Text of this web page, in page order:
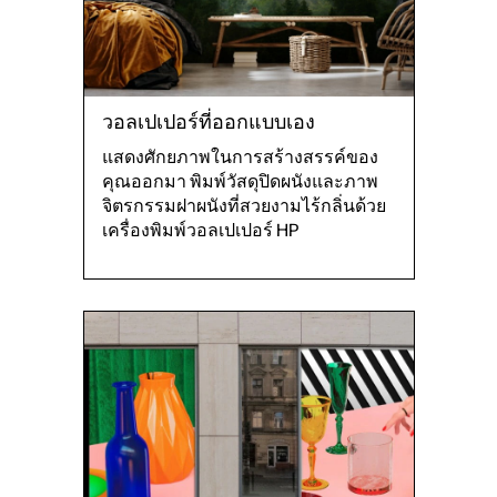
วอลเปเปอร์ที่ออกแบบเอง
แสดงศักยภาพในการสร้างสรรค์ของ
คุณออกมา พิมพ์วัสดุปิดผนังและภาพ
จิตรกรรมฝาผนังที่สวยงามไร้กลิ่นด้วย
เครื่องพิมพ์วอลเปเปอร์ HP